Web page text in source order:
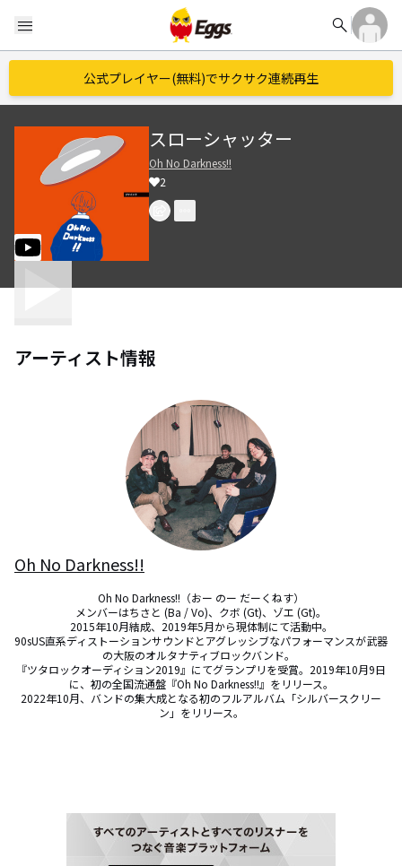
menu search
公式プレイヤー(無料)でサクサク連続再生
スローシャッター
Oh No Darkness!!
2
アーティスト情報
Oh No Darkness!!
Oh No Darkness!!（おー のー だーくねす）
メンバーはちさと (Ba / Vo)、クボ (Gt)、ゾエ (Gt)。
2015年10月結成、2019年5月から現体制にて活動中。
90sUS直系ディストーションサウンドとアグレッシブなパフォーマンスが武器
の大阪のオルタナティブロックバンド。
『ツタロックオーディション2019』にてグランプリを受賞。2019年10月9日
に、初の全国流通盤『Oh No Darkness!!』をリリース。
2022年10月、バンドの集大成となる初のフルアルバム「シルバースクリー
ン」をリリース。